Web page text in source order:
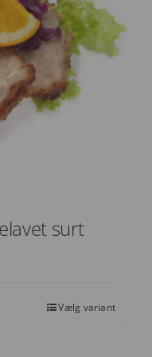
surt
Vælg variant